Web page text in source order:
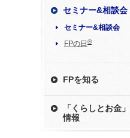
セミナー&相談会
セミナー&相談会
FPの日 ®
FPを知る
「くらしとお金
情報